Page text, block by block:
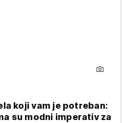
koji vam je potreban:
su modni imperativ za